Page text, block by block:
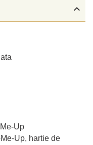

Up
Up, hartie de